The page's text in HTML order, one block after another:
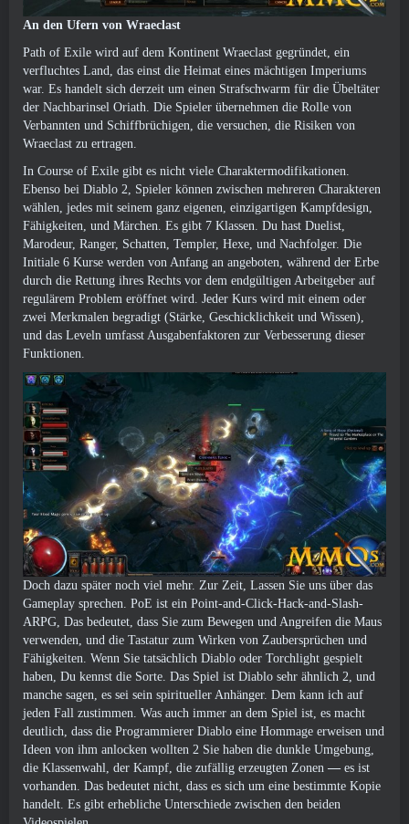
An den Ufern von Wraeclast
Path of Exile wird auf dem Kontinent Wraeclast gegründet, ein
verfluchtes Land, das einst die Heimat eines mächtigen Imperiums
war. Es handelt sich derzeit um einen Strafschwarm für die Übeltäter
der Nachbarinsel Oriath. Die Spieler übernehmen die Rolle von
Verbannten und Schiffbrüchigen, die versuchen, die Risiken von
Wraeclast zu ertragen.
In Course of Exile gibt es nicht viele Charaktermodifikationen.
Ebenso bei Diablo 2, Spieler können zwischen mehreren Charakteren
wählen, jedes mit seinem ganz eigenen, einzigartigen Kampfdesign,
Fähigkeiten, und Märchen. Es gibt 7 Klassen. Du hast Duelist,
Marodeur, Ranger, Schatten, Templer, Hexe, und Nachfolger. Die
Initiale 6 Kurse werden von Anfang an angeboten, während der Erbe
durch die Rettung ihres Rechts vor dem endgültigen Arbeitgeber auf
regulärem Problem eröffnet wird. Jeder Kurs wird mit einem oder
zwei Merkmalen begradigt (Stärke, Geschicklichkeit und Wissen),
und das Leveln umfasst Ausgabenfaktoren zur Verbesserung dieser
Funktionen.
Doch dazu später noch viel mehr. Zur Zeit, Lassen Sie uns über das
Gameplay sprechen. PoE ist ein Point-and-Click-Hack-and-Slash-
ARPG, Das bedeutet, dass Sie zum Bewegen und Angreifen die Maus
verwenden, und die Tastatur zum Wirken von Zaubersprüchen und
Fähigkeiten. Wenn Sie tatsächlich Diablo oder Torchlight gespielt
haben, Du kennst die Sorte. Das Spiel ist Diablo sehr ähnlich 2, und
manche sagen, es sei sein spiritueller Anhänger. Dem kann ich auf
jeden Fall zustimmen. Was auch immer an dem Spiel ist, es macht
deutlich, dass die Programmierer Diablo eine Hommage erweisen und
Ideen von ihm anlocken wollten 2 Sie haben die dunkle Umgebung,
die Klassenwahl, der Kampf, die zufällig erzeugten Zonen — es ist
vorhanden. Das bedeutet nicht, dass es sich um eine bestimmte Kopie
handelt. Es gibt erhebliche Unterschiede zwischen den beiden